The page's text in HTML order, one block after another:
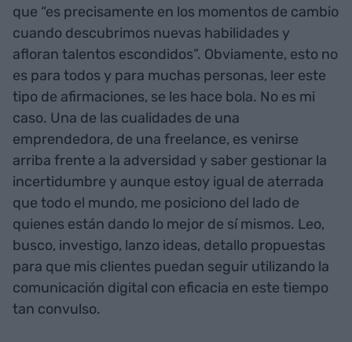
que “es precisamente en los momentos de cambio
cuando descubrimos nuevas habilidades y
afloran talentos escondidos”. Obviamente, esto no
es para todos y para muchas personas, leer este
tipo de afirmaciones, se les hace bola. No es mi
caso. Una de las cualidades de una
emprendedora, de una freelance, es venirse
arriba frente a la adversidad y saber gestionar la
incertidumbre y aunque estoy igual de aterrada
que todo el mundo, me posiciono del lado de
quienes están dando lo mejor de sí mismos. Leo,
busco, investigo, lanzo ideas, detallo propuestas
para que mis clientes puedan seguir utilizando la
comunicación digital con eficacia en este tiempo
tan convulso.